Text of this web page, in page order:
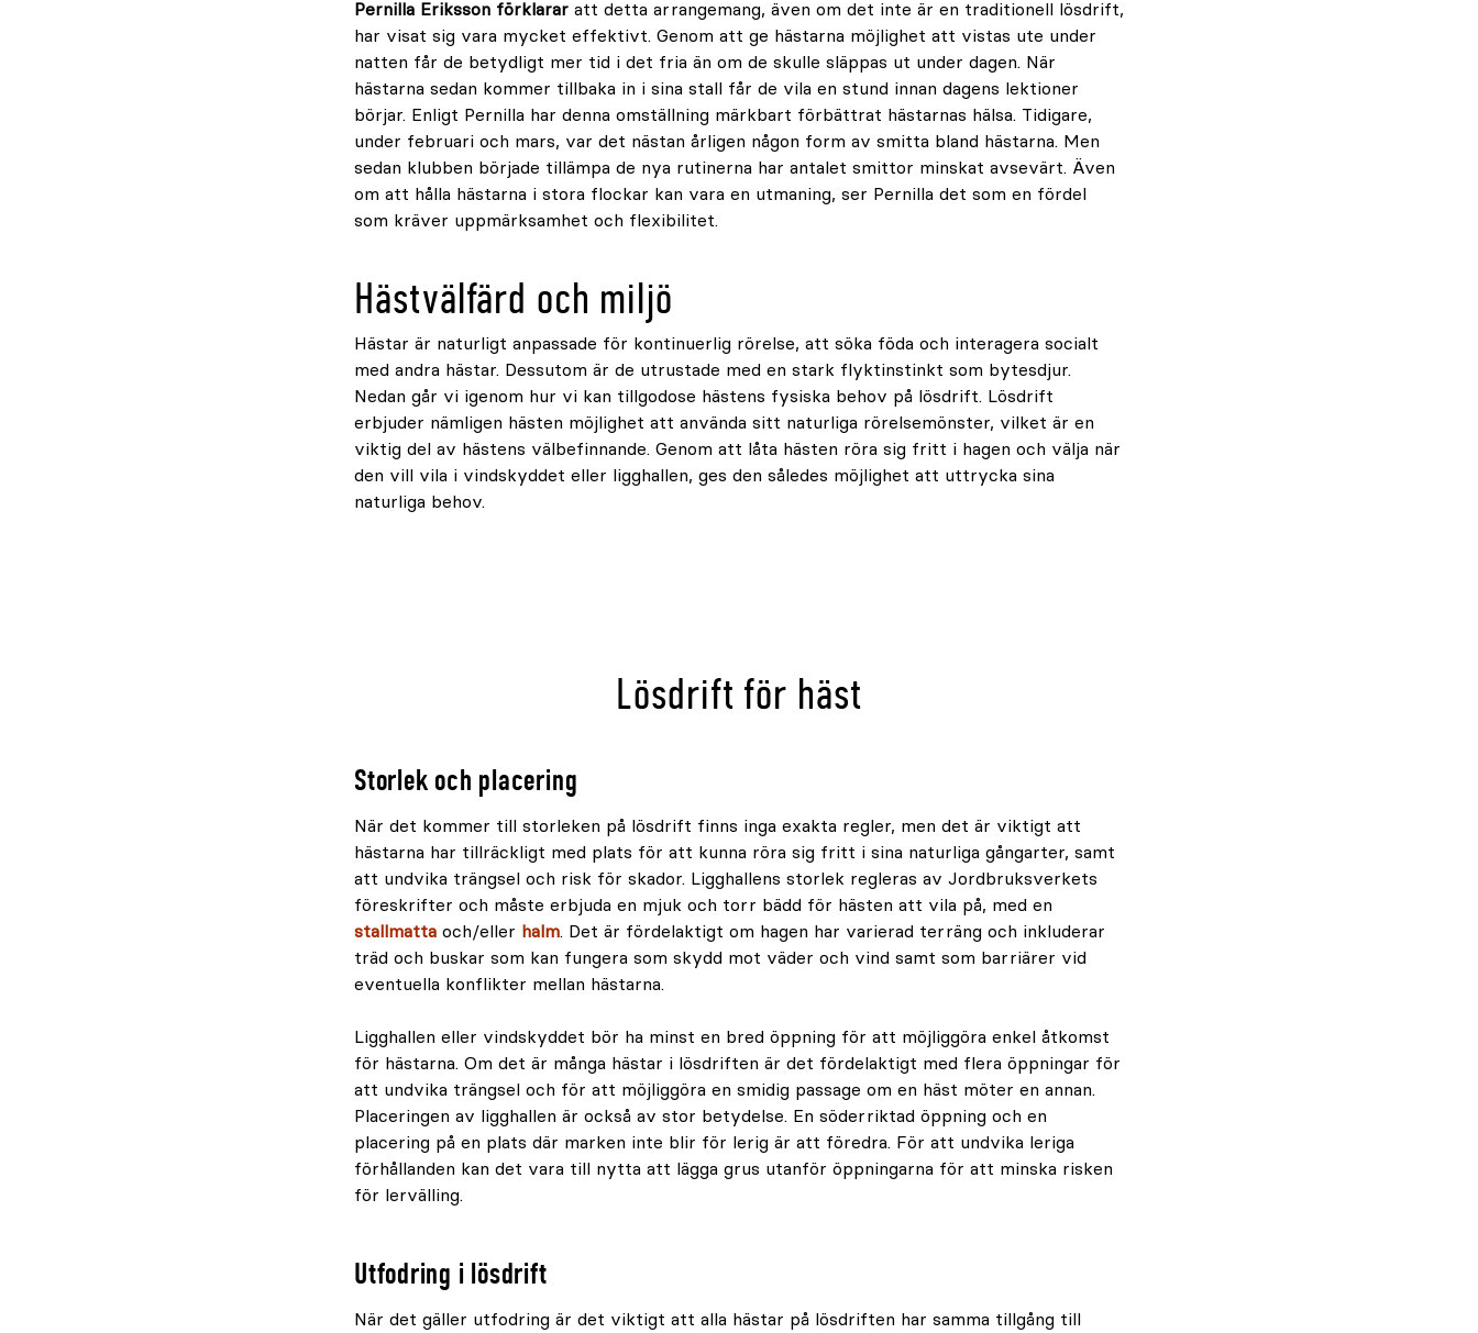
Pernilla Eriksson förklarar att detta arrangemang, även om det inte är en traditionell lösdrift,
har visat sig vara mycket effektivt. Genom att ge hästarna möjlighet att vistas ute under
natten får de betydligt mer tid i det fria än om de skulle släppas ut under dagen. När
hästarna sedan kommer tillbaka in i sina stall får de vila en stund innan dagens lektioner
börjar. Enligt Pernilla har denna omställning märkbart förbättrat hästarnas hälsa. Tidigare,
under februari och mars, var det nästan årligen någon form av smitta bland hästarna. Men
sedan klubben började tillämpa de nya rutinerna har antalet smittor minskat avsevärt. Även
om att hålla hästarna i stora flockar kan vara en utmaning, ser Pernilla det som en fördel
som kräver uppmärksamhet och flexibilitet.
Hästvälfärd och miljö
Hästar är naturligt anpassade för kontinuerlig rörelse, att söka föda och interagera socialt
med andra hästar. Dessutom är de utrustade med en stark flyktinstinkt som bytesdjur.
Nedan går vi igenom hur vi kan tillgodose hästens fysiska behov på lösdrift. Lösdrift
erbjuder nämligen hästen möjlighet att använda sitt naturliga rörelsemönster, vilket är en
viktig del av hästens välbefinnande. Genom att låta hästen röra sig fritt i hagen och välja när
den vill vila i vindskyddet eller ligghallen, ges den således möjlighet att uttrycka sina
naturliga behov.
Lösdrift för häst
Storlek och placering
När det kommer till storleken på lösdrift finns inga exakta regler, men det är viktigt att
hästarna har tillräckligt med plats för att kunna röra sig fritt i sina naturliga gångarter, samt
att undvika trängsel och risk för skador. Ligghallens storlek regleras av Jordbruksverkets
föreskrifter och måste erbjuda en mjuk och torr bädd för hästen att vila på, med en
stallmatta och/eller halm. Det är fördelaktigt om hagen har varierad terräng och inkluderar
träd och buskar som kan fungera som skydd mot väder och vind samt som barriärer vid
eventuella konflikter mellan hästarna.
Ligghallen eller vindskyddet bör ha minst en bred öppning för att möjliggöra enkel åtkomst
för hästarna. Om det är många hästar i lösdriften är det fördelaktigt med flera öppningar för
att undvika trängsel och för att möjliggöra en smidig passage om en häst möter en annan.
Placeringen av ligghallen är också av stor betydelse. En söderriktad öppning och en
placering på en plats där marken inte blir för lerig är att föredra. För att undvika leriga
förhållanden kan det vara till nytta att lägga grus utanför öppningarna för att minska risken
för lervälling.
Utfodring i lösdrift
När det gäller utfodring är det viktigt att alla hästar på lösdriften har samma tillgång till